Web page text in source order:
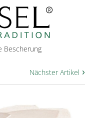
Bescherung
Nächster Artikel ›